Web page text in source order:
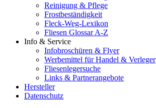
Reinigung & Pflege
Frostbeständigkeit
Fleck-Weg-Lexikon
Fliesen Glossar A-Z
Info & Service
Infobroschüren & Flyer
Werbemittel für Handel & Verleger
Fliesenlegersuche
Links & Partnerangebote
Hersteller
Datenschutz